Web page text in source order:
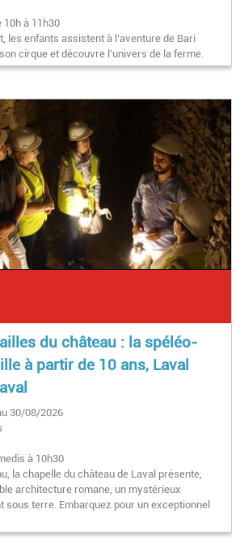
10h à 11h30
les enfants assistent à l’aventure de Bari
cirque et découvre l’univers de la ferme.
du château : la spéléo-
à partir de 10 ans, Laval
30/08/2026
à 10h30
la chapelle du château de Laval présente,
architecture romane, un mystérieux
sous terre. Embarquez pour un exceptionnel